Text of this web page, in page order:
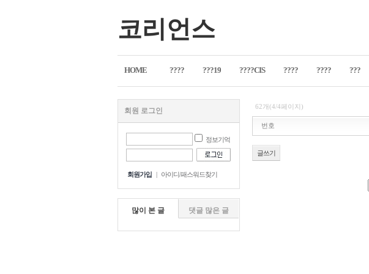
코리언스
HOME ???? ???19 ????CIS ???? ???? ???
회원 로그인
정보기억
회원가입 | 아이디/패스워드찾기
많이 본 글 댓글 많은 글
62개(4/4페이지)
번호
글쓰기